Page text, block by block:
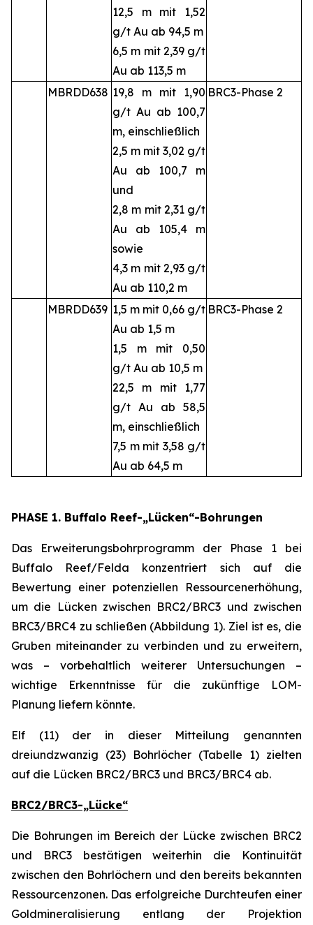
12,5 m mit 1,52
g/t Au ab 94,5 m
6,5 m mit 2,39 g/t
Au ab 113,5 m
MBRDD638 19,8 m mit 1,90
g/t Au ab 100,7
m, einschließlich
2,5 m mit 3,02 g/t
Au ab 100,7 m
und
2,8 m mit 2,31 g/t
Au ab 105,4 m
sowie
4,3 m mit 2,93 g/t
Au ab 110,2 m
BRC3-Phase 2
MBRDD639 1,5 m mit 0,66 g/t
Au ab 1,5 m
1,5 m mit 0,50
g/t Au ab 10,5 m
22,5 m mit 1,77
g/t Au ab 58,5
m, einschließlich
7,5 m mit 3,58 g/t
Au ab 64,5 m
BRC3-Phase 2
PHASE 1. Buffalo Reef-„Lücken“-Bohrungen
Das Erweiterungsbohrprogramm der Phase 1 bei
Buffalo Reef/Felda konzentriert sich auf die
Bewertung einer potenziellen Ressourcenerhöhung,
um die Lücken zwischen BRC2/BRC3 und zwischen
BRC3/BRC4 zu schließen (Abbildung 1). Ziel ist es, die
Gruben miteinander zu verbinden und zu erweitern,
was – vorbehaltlich weiterer Untersuchungen –
wichtige Erkenntnisse für die zukünftige LOM-
Planung liefern könnte.
Elf (11) der in dieser Mitteilung genannten
dreiundzwanzig (23) Bohrlöcher (Tabelle 1) zielten
auf die Lücken BRC2/BRC3 und BRC3/BRC4 ab.
BRC2/BRC3-„Lücke“
Die Bohrungen im Bereich der Lücke zwischen BRC2
und BRC3 bestätigen weiterhin die Kontinuität
zwischen den Bohrlöchern und den bereits bekannten
Ressourcenzonen. Das erfolgreiche Durchteufen einer
Goldmineralisierung entlang der Projektion